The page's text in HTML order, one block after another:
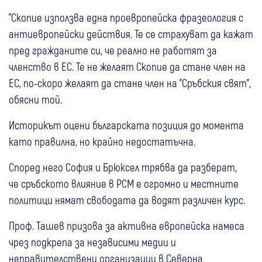
"Скопие използва една проевропейска фразеология с
антиевропейски действия. Те се страхуват да кажат
пред гражданите си, че реално не работят за
членство в ЕС. Те не желаят Скопие да стане член на
ЕС, по-скоро желаят да стане член на "Сръбския свят",
обясни той.
Историкът оцени българската позиция до момента
като правилна, но крайно недостатъчна.
Според него София и Брюксел трябва да разберат,
че сръбското влияние в РСМ е огромно и местните
политици нямат свободата да водят различен курс.
Проф. Ташев призова за активна европейска намеса
чрез подкрепа за независими медии и
неправителствени организации в Северна